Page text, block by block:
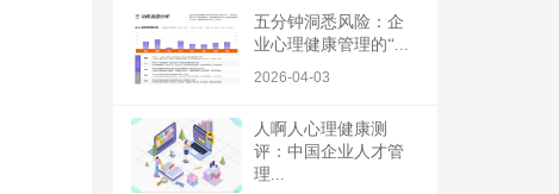
五分钟洞悉风险：企
业心理健康管理的“...
2026-04-03
人啊人心理健康测
评：中国企业人才管
理...